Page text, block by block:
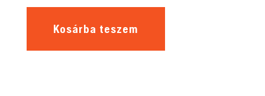
Kosárba teszem